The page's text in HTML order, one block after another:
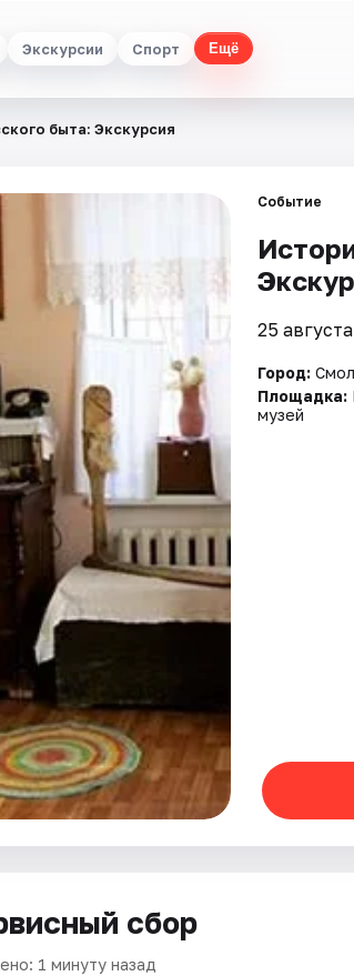
Экскурсии Спорт Ещё
быта: Экскурсия
Событие
25
Город:
Площадка:
музей
сбор
1 минуту назад